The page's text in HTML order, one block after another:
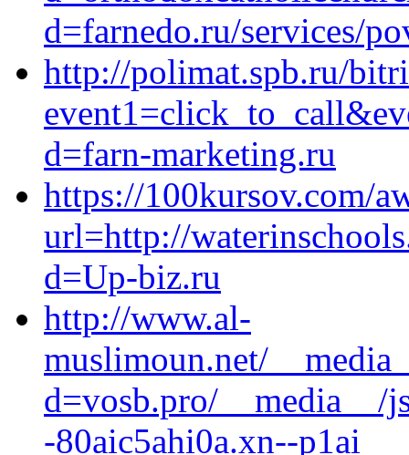
d=farnedo.ru/services/
http://polimat.spb.ru/
d=farn-marketing.ru
https://100kursov.com/
url=http://
d=Up-biz.ru
http://www.al-
muslimoun.net/
d=vosb.pro/__media__/
-80aic5ahi0a.xn--p1ai